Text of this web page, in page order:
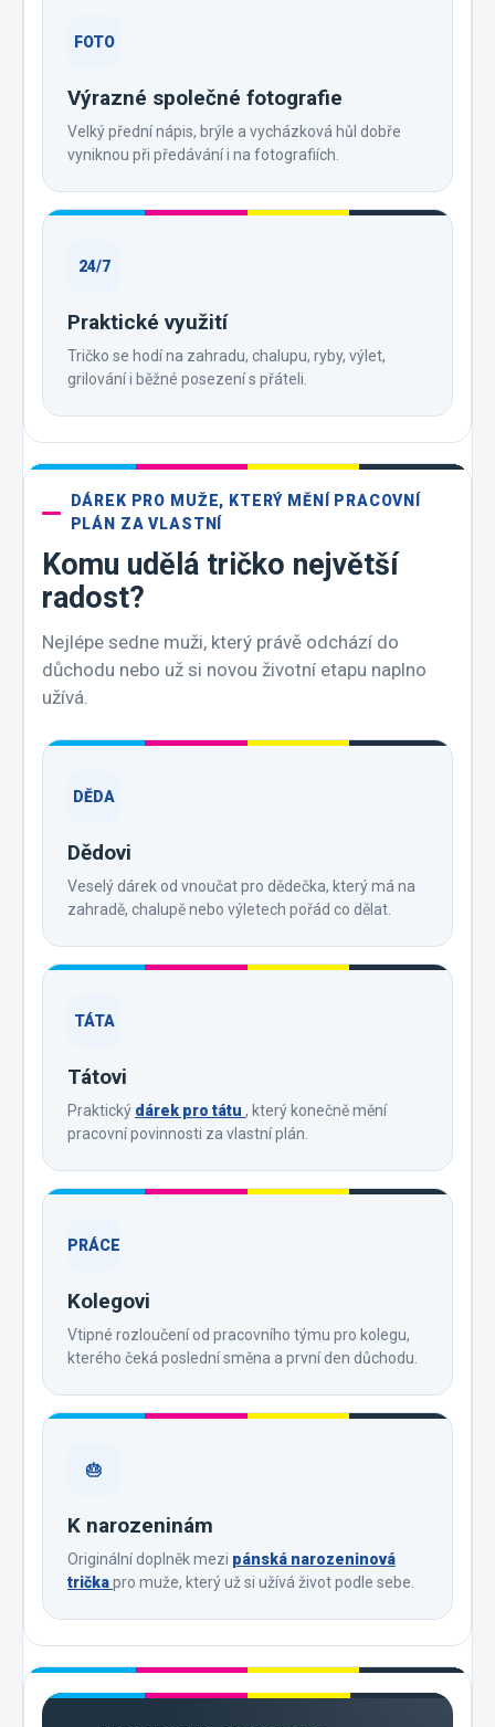
FOTO
Výrazné společné fotografie
Velký přední nápis, brýle a vycházková hůl dobře
vyniknou při předávání i na fotografiích.
24/7
Praktické využití
Tričko se hodí na zahradu, chalupu, ryby, výlet,
grilování i běžné posezení s přáteli.
DÁREK PRO MUŽE, KTERÝ MĚNÍ PRACOVNÍ
PLÁN ZA VLASTNÍ
Komu udělá tričko největší
radost?
Nejlépe sedne muži, který právě odchází do
důchodu nebo už si novou životní etapu naplno
užívá.
DĚDA
Dědovi
Veselý dárek od vnoučat pro dědečka, který má na
zahradě, chalupě nebo výletech pořád co dělat.
TÁTA
Tátovi
Praktický dárek pro tátu , který konečně mění
pracovní povinnosti za vlastní plán.
PRÁCE
Kolegovi
Vtipné rozloučení od pracovního týmu pro kolegu,
kterého čeká poslední směna a první den důchodu.
🎂
K narozeninám
Originální doplněk mezi pánská narozeninová
tričkapro muže, který už si užívá život podle sebe.